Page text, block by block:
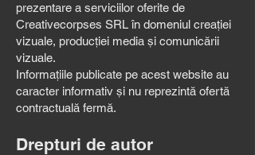
prezentare a serviciilor oferite de
Creativecorpses SRL în domeniul creației
vizuale, producției media și comunicării
vizuale.
Informațiile publicate pe acest website au
caracter informativ și nu reprezintă ofertă
contractuală fermă.
Drepturi de autor